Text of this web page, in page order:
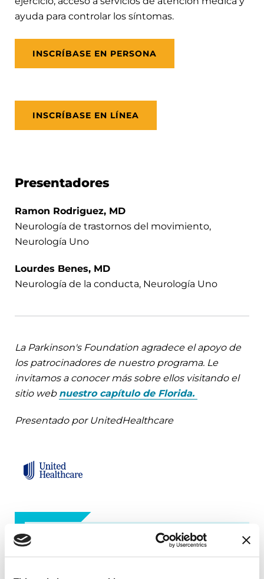
ayuda para controlar los síntomas.
INSCRÍBASE EN PERSONA
INSCRÍBASE EN LÍNEA
Presentadores
Ramon Rodriguez, MD
Neurología de trastornos del movimiento,
Neurología Uno
Lourdes Benes, MD
Neurología de la conducta, Neurología Uno
La Parkinson's Foundation agradece el apoyo de
los patrocinadores de nuestro programa. Le
invitamos a conocer más sobre ellos visitando el
sitio web nuestro capítulo de Florida.
Presentado por UnitedHealthcare